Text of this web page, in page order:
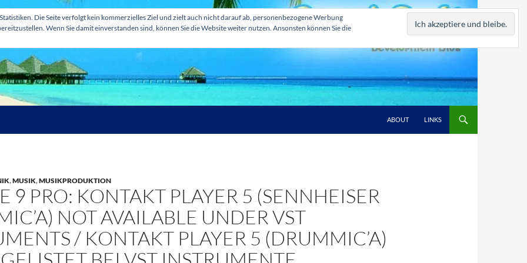
ABOUT LINKS
,MUSIK,MUSIKPRODUKTION
9 PRO: KONTAKT PLAYER 5 (SENNHEISER
NOT AVAILABLE UNDER VST
/ KONTAKT PLAYER 5 (DRUMMIC’A)
Die Seite verfolgt kein kommerzielles Ziel und zielt auch nicht darauf ab, personenbezogene Werbung
Wenn Sie damit einverstanden sind, können Sie die Website weiter nutzen. Ansonsten können Sie die